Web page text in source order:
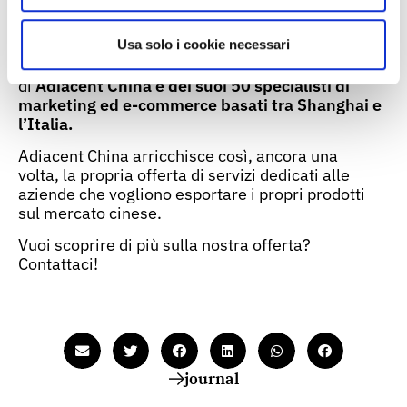
Usa solo i cookie necessari
La partnership offre un’opportunità particolare per
lo sviluppo dei marchi italiani in Cina e
su Douyin, grazie anche all’esperienza
diAdiacent China e dei suoi 50 specialisti di
marketing ed e-commerce basati tra Shanghai e
l’Italia.
Adiacent China arricchisce così, ancora una
volta, la propria offerta di servizi dedicati alle
aziende che vogliono esportare i propri prodotti
sul mercato cinese.
Vuoi scoprire di più sulla nostra offerta?
Contattaci!
journal